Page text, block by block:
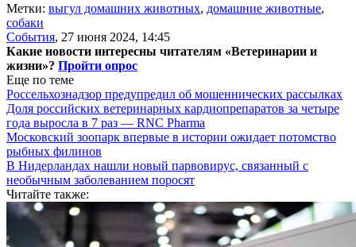
Метки: выгул домашних животных, домашние животные,
собаки
События, 27 июня 2024, 14:45
Какие новости интересны читателям «Ветеринарии и
жизни»? Пройти опрос
Еще по теме
Россельхознадзор предупредил об мошеннических рассылках
Доля российских ветеринарных кардиопрепаратов за четыре
года выросла в 7 раз — RNC Pharma
Московский зоопарк впервые в истории ожидает потомство
рыбных филинов
В Нидерландах нашли новый парвовирус, связанный с
необычным заболеванием поросят
Читайте также: